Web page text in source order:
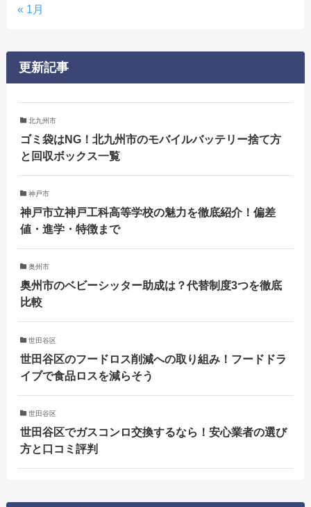
« 1月
更新記事
北九州市
ゴミ袋はNG！北九州市のモバイルバッテリー捨て方
と回収ボックス一覧
神戸市
神戸市立神戸工科高等学校の魅力を徹底紹介！偏差
値・進学・特徴まで
奥州市
奥州市のベビーシッター助成は？代替制度3つを徹底
比較
世田谷区
世田谷区のフードロス削減への取り組み！フードドラ
イブで食品ロスを減らそう
世田谷区
世田谷区でガスコンロ交換するなら！安心業者の選び
方と口コミ評判